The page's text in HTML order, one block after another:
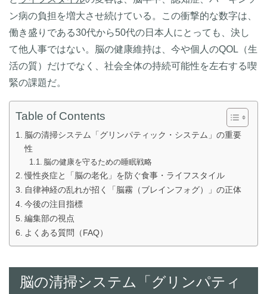
ン病の負担を増大させ続けている。この衝撃的な数字は、
働き盛りである30代から50代の日本人にとっても、決し
て他人事ではない。脳の健康維持は、今や個人のQOL（生
活の質）だけでなく、社会全体の持続可能性を左右する喫
緊の課題だ。
Table of Contents
脳の清掃システム「グリンパティック・システム」の重要
性
脳の健康を守るための睡眠戦略
慢性炎症と「脳の老化」を防ぐ食事・ライフスタイル
自律神経の乱れが招く「脳霧（ブレインフォグ）」の正体
今後の注目指標
編集部の視点
よくある質問（FAQ）
脳の清掃システム「グリンパティ